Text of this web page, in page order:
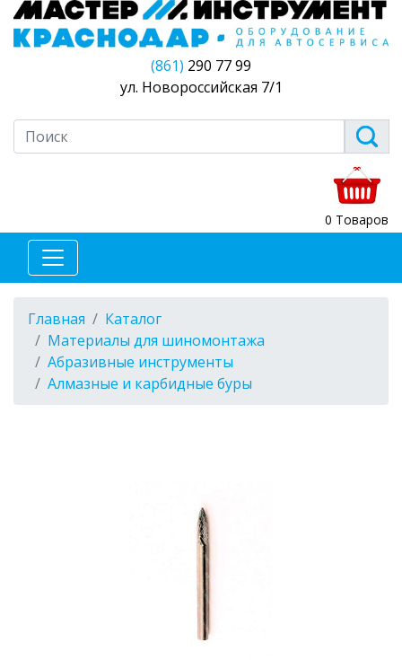
(861) 290 77 99
ул. Новороссийская 7/1
0 Товаров
Главная
Каталог
Материалы для шиномонтажа
Абразивные инструменты
Алмазные и карбидные буры